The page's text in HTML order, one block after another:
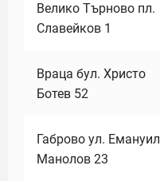
Велико Търново пл.
Славейков 1
Враца бул. Христо
Ботев 52
Габрово ул. Емануил
Манолов 23